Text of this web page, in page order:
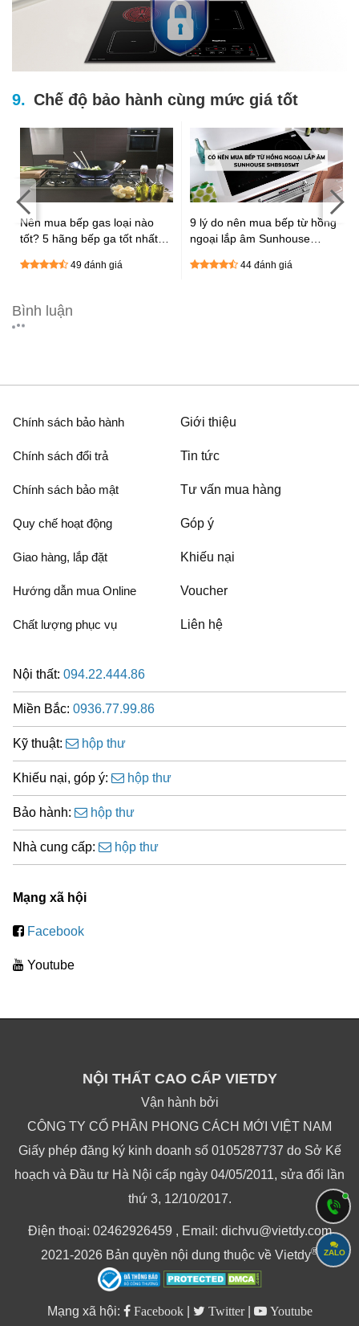
Chế độ bảo hành cùng mức giá tốt
Nên mua bếp gas loại nào
tốt? 5 hãng bếp ga tốt nhất
49 đánh giá
9 lý do nên mua bếp từ hồng
ngoại lắp âm Sunhouse
44 đánh giá
Bình luận
Chính sách bảo hành
Chính sách đổi trả
Chính sách bảo mật
Quy chế hoạt động
Giao hàng, lắp đặt
Hướng dẫn mua Online
Chất lượng phục vụ
Giới thiệu
Tin tức
Tư vấn mua hàng
Góp ý
Khiếu nại
Voucher
Liên hệ
Nội thất: 094.22.444.86
Miền Bắc: 0936.77.99.86
Kỹ thuật: hộp thư
Khiếu nại, góp ý: hộp thư
Bảo hành: hộp thư
Nhà cung cấp: hộp thư
Mạng xã hội
Facebook
Youtube
NỘI THẤT CAO CẤP VIETDY
Vận hành bởi
CÔNG TY CỔ PHẦN PHONG CÁCH MỚI VIỆT NAM
Giấy phép đăng ký kinh doanh số 0105287737 do Sở Kế
hoạch và Đầu tư Hà Nội cấp ngày 04/05/2011, sửa đổi lần
thứ 3, 12/10/2017.
Điện thoại: 02462926459 , Email: dichvu@vietdy.com
2021-2026 Bản quyền nội dung thuộc về Vietdy®
Mạng xã hội: Facebook Twitter Youtube
ZALO